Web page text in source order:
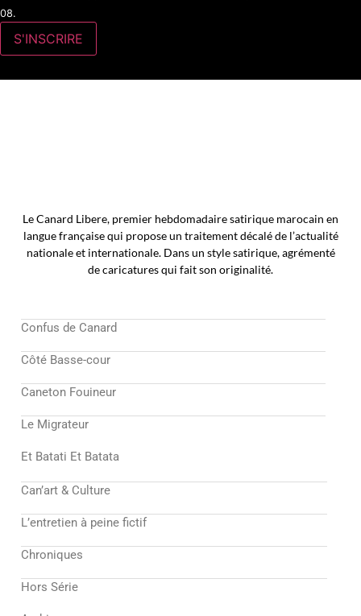
08.
Le Canard Libere, premier hebdomadaire satirique marocain en
langue française qui propose un traitement décalé de l’actualité
nationale et internationale. Dans un style satirique, agrémenté
de caricatures qui fait son originalité.
Confus de Canard
Côté Basse-cour
Caneton Fouineur
Le Migrateur
Et Batati Et Batata
Can’art & Culture
L’entretien à peine fictif
Chroniques
Hors Série